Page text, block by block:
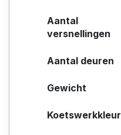
Aantal
versnellingen
Aantal deuren
Gewicht
Koetswerkkleur